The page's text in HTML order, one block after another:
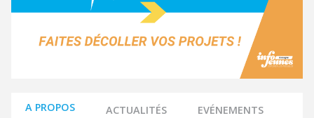
Romane Dufouil
Animation de la plateforme
A PROPOS ACTUALITÉS EVÉNEMENTS